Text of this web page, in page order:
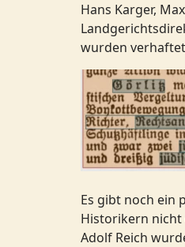
Hans Karger,
wurden
Es gibt noch ein
Historikern nicht
Adolf Reich